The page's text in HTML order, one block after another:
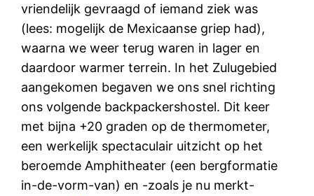
vriendelijk gevraagd of iemand ziek was
(lees: mogelijk de Mexicaanse griep had),
waarna we weer terug waren in lager en
daardoor warmer terrein. In het Zulugebied
aangekomen begaven we ons snel richting
ons volgende backpackershostel. Dit keer
met bijna +20 graden op de thermometer,
een werkelijk spectaculair uitzicht op het
beroemde Amphitheater (een bergformatie
in-de-vorm-van) en -zoals je nu merkt-